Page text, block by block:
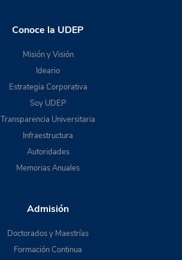
Conoce la UDEP
Misión y Visión
Ideario
Estrategia Corporativa
Soy UDEP
Transparencia Universitaria
Infraestructura
Autoridades
Memorias Anuales
Admisión
Doctorados y Maestrías
Formación Continua